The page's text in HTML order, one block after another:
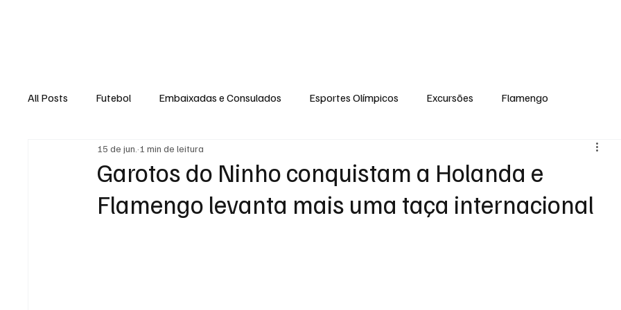
All Posts Futebol Embaixadas e Consulados Esportes Olímpicos Excursões Flamengo
Garotos do Ninho conquistam a Holanda e
Flamengo levanta mais uma taça internacional
15 de jun. 1 min de leitura